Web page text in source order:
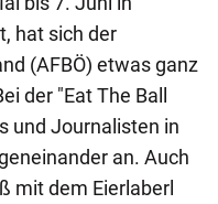
hat sich der
(AFBÖ) etwas ganz
der "Eat The Ball
und Journalisten in
an. Auch
mit dem Eierlaberl